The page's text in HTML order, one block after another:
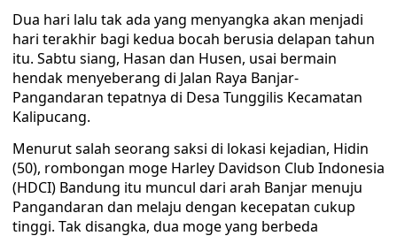
Dua hari lalu tak ada yang menyangka akan menjadi
hari terakhir bagi kedua bocah berusia delapan tahun
itu. Sabtu siang, Hasan dan Husen, usai bermain
hendak menyeberang di Jalan Raya Banjar-
Pangandaran tepatnya di Desa Tunggilis Kecamatan
Kalipucang.
Menurut salah seorang saksi di lokasi kejadian, Hidin
(50), rombongan moge Harley Davidson Club Indonesia
(HDCI) Bandung itu muncul dari arah Banjar menuju
Pangandaran dan melaju dengan kecepatan cukup
tinggi. Tak disangka, dua moge yang berbeda